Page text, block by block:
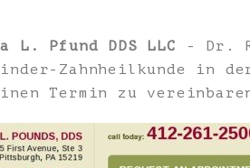
L. Pfund DDS LLC
- Dr.
Zahnheilkunde in
Termin zu